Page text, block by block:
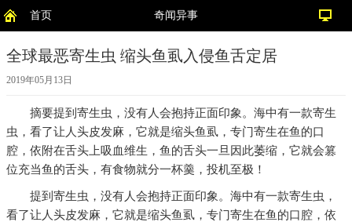
首页 奇闻异事
全球最恶寄生虫 缩头鱼虱入侵鱼舌定居
2019年05月13日
摘要提到寄生虫，没有人会抱持正面印象。海中有一款寄生
虫，看了让人头皮发麻，它就是缩头鱼虱，专门寄生在鱼的口
腔，依附在舌头上吸血维生，鱼的舌头一旦因此萎缩，它就会篡
位充当鱼的舌头，有食物就分一杯羹，投机至极！
提到寄生虫，没有人会抱持正面印象。海中有一款寄生虫，
看了让人头皮发麻，它就是缩头鱼虱，专门寄生在鱼的口腔，依